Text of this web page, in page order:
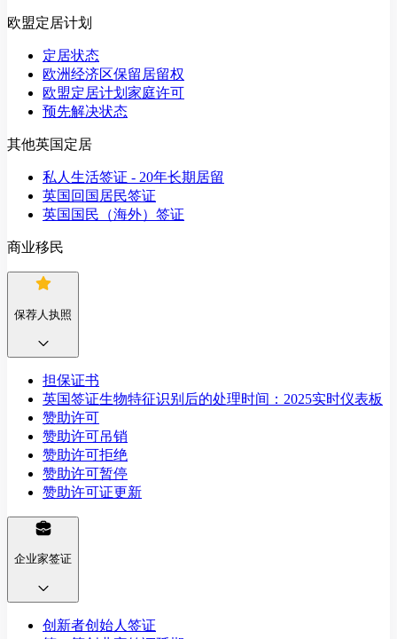
欧盟定居计划
定居状态
欧洲经济区保留居留权
欧盟定居计划家庭许可
预先解决状态
其他英国定居
私人生活签证 - 20年长期居留
英国回国居民签证
英国国民（海外）签证
商业移民
保荐人执照
担保证书
英国签证生物特征识别后的处理时间：2025实时仪表板
赞助许可
赞助许可吊销
赞助许可拒绝
赞助许可暂停
赞助许可证更新
企业家签证
创新者创始人签证